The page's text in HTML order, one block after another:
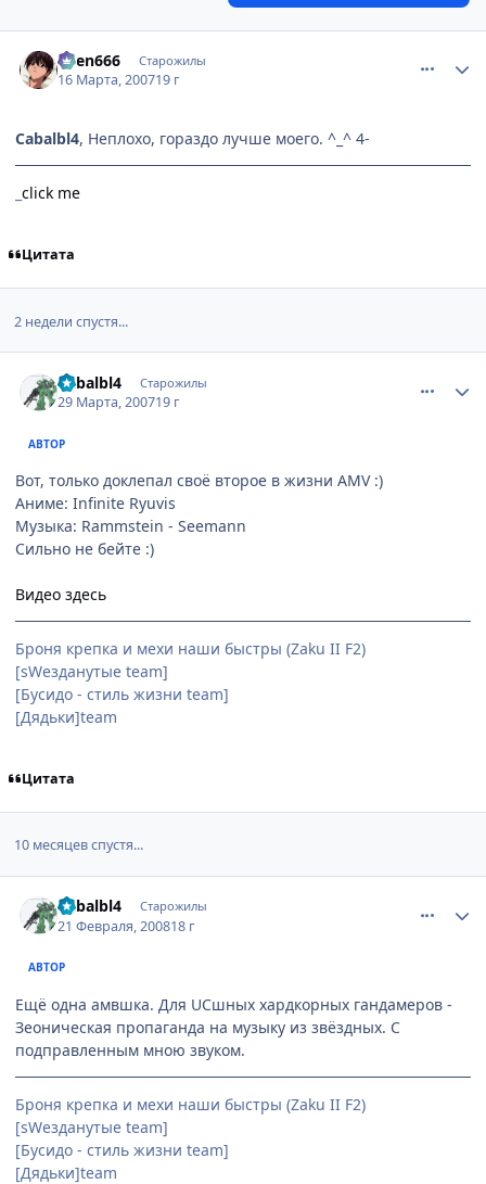
oven666 Старожилы
16 Марта, 200719 г
Cabalbl4, Неплохо, гораздо лучше моего. ^_^ 4-
click me
Цитата
2 недели спустя...
Cabalbl4 Старожилы
29 Марта, 200719 г
АВТОР
Вот, только доклепал своё второе в жизни АМV :)
Аниме: Infinite Ryuvis
Музыка: Rammstein - Seemann
Сильно не бейте :)
Видео здесь
Броня крепка и мехи наши быстры (Zaku II F2)
[sWезданутые team]
[Бусидо - стиль жизни team]
[Дядьки]team
Цитата
10 месяцев спустя...
Cabalbl4 Старожилы
21 Февраля, 200818 г
АВТОР
Ещё одна амвшка. Для UCшных хардкорных гандамеров -
Зеоническая пропаганда на музыку из звёздных. С
подправленным мною звуком.
Броня крепка и мехи наши быстры (Zaku II F2)
[sWезданутые team]
[Бусидо - стиль жизни team]
[Дядьки]team